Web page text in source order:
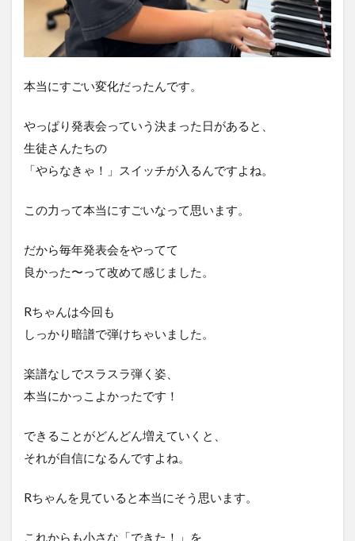
本当にすごい変化だったんです。
やっぱり発表会っていう決まった日があると、
生徒さんたちの
「やらなきゃ！」スイッチが入るんですよね。
この力って本当にすごいなって思います。
だから毎年発表会をやってて
良かった〜って改めて感じました。
Rちゃんは今回も
しっかり暗譜で弾けちゃいました。
楽譜なしでスラスラ弾く姿、
本当にかっこよかったです！
できることがどんどん増えていくと、
それが自信になるんですよね。
Rちゃんを見ていると本当にそう思います。
これからも小さな「できた！」を